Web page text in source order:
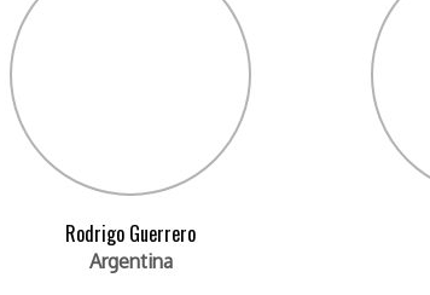
Rodrigo Guerrero
Argentina